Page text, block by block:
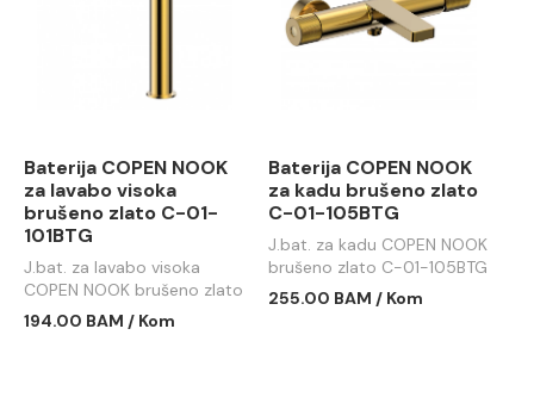
Baterija COPEN NOOK
za lavabo visoka
brušeno zlato C-01-
101BTG
J.bat. za lavabo visoka
COPEN NOOK brušeno zlato
C-01-101BTG
194.00 BAM / Kom
Baterija COPEN NOOK
za kadu brušeno zlato
C-01-105BTG
J.bat. za kadu COPEN NOOK
brušeno zlato C-01-105BTG
255.00 BAM / Kom